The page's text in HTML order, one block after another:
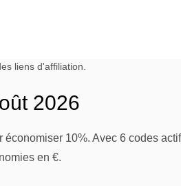
liens d'affiliation.
2026
10%. Avec 6 codes
en €.